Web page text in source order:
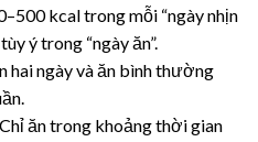
kcal trong mỗi “ngày nhịn
ý trong “ngày ăn”.
hai ngày và ăn bình thường
ăn trong khoảng thời gian